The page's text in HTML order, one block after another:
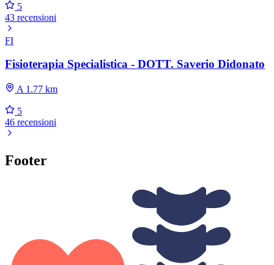
5
43 recensioni
FI
Fisioterapia Specialistica - DOTT. Saverio Didonato
A 1.77 km
5
46 recensioni
Footer